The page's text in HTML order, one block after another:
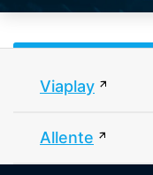
Viaplay
Allente